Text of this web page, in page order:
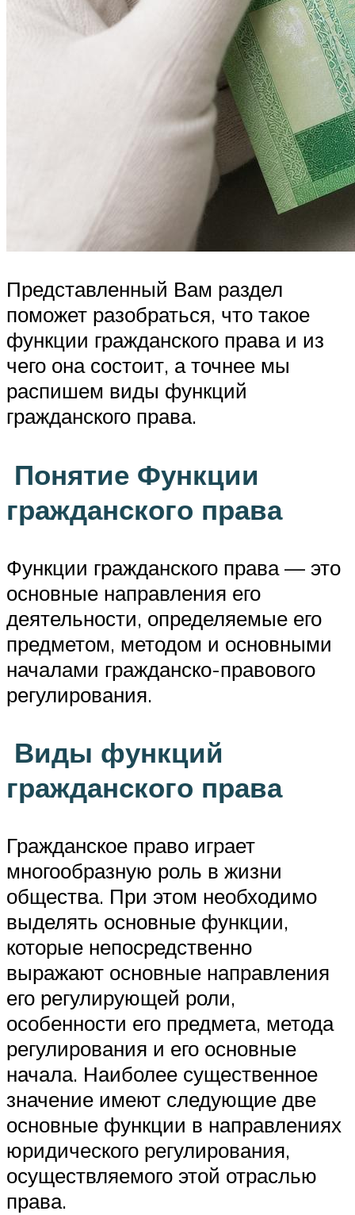
Представленный Вам раздел
поможет разобраться, что такое
функции гражданского права и из
чего она состоит, а точнее мы
распишем виды функций
гражданского права.
Понятие Функции
гражданского права
Функции гражданского права — это
основные направления его
деятельности, определяемые его
предметом, методом и основными
началами гражданско-правового
регулирования.
Виды функций
гражданского права
Гражданское право играет
многообразную роль в жизни
общества. При этом необходимо
выделять основные функции,
которые непосредственно
выражают основные направления
его регулирующей роли,
особенности его предмета, метода
регулирования и его основные
начала. Наиболее существенное
значение имеют следующие две
основные функции в направлениях
юридического регулирования,
осуществляемого этой отраслью
права.